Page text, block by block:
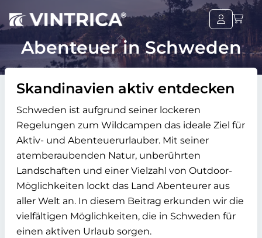
Abenteuer in Schweden
Skandinavien aktiv entdecken
Schweden ist aufgrund seiner lockeren
Regelungen zum Wildcampen das ideale Ziel für
Aktiv- und Abenteuerurlauber. Mit seiner
atemberaubenden Natur, unberührten
Landschaften und einer Vielzahl von Outdoor-
Möglichkeiten lockt das Land Abenteurer aus
aller Welt an. In diesem Beitrag erkunden wir die
vielfältigen Möglichkeiten, die in Schweden für
einen aktiven Urlaub sorgen.